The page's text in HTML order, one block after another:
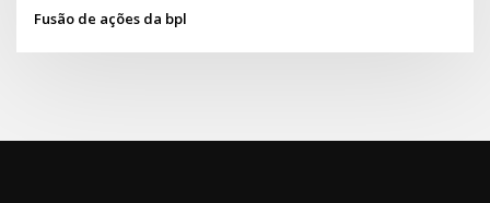
Fusão de ações da bpl